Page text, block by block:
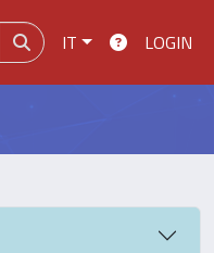
IT LOGIN